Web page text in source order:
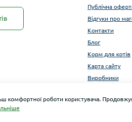
Публічна
Відгуки про
Контакти
Блог
Корм для котів
Карта сайту
Виробники
комфортної роботи користувача.